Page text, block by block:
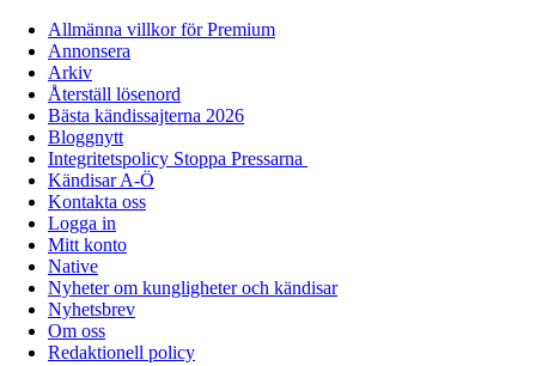
Allmänna villkor för Premium
Annonsera
Arkiv
Återställ lösenord
Bästa kändissajterna 2026
Bloggnytt
Integritetspolicy Stoppa Pressarna
Kändisar A-Ö
Kontakta oss
Logga in
Mitt konto
Native
Nyheter om kungligheter och kändisar
Nyhetsbrev
Om oss
Redaktionell policy